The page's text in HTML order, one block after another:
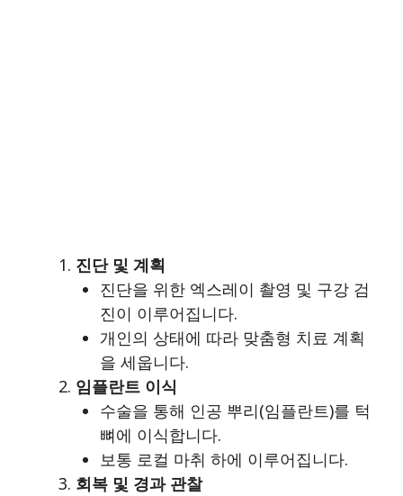
진단 및 계획
진단을 위한 엑스레이 촬영 및 구강 검
진이 이루어집니다.
개인의 상태에 따라 맞춤형 치료 계획
을 세웁니다.
임플란트 이식
수술을 통해 인공 뿌리(임플란트)를 턱
뼈에 이식합니다.
보통 로컬 마취 하에 이루어집니다.
회복 및 경과 관찰